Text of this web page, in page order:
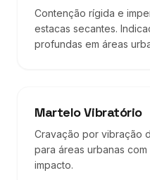
Contenção rígida e
estacas secantes.
profundas em áreas
Martelo Vibratório
Cravação por vibração
para áreas urbanas
impacto.